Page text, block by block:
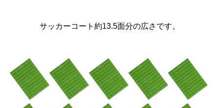
サッカーコート約13.5面分の広さです。